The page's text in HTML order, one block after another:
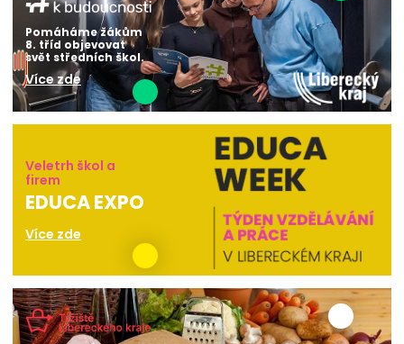
Pomáháme žákům
8. tříd objevovat
svět středních škol.
Více zde
Veletrh škol a
firem
EDUCA EXPO
Více zde